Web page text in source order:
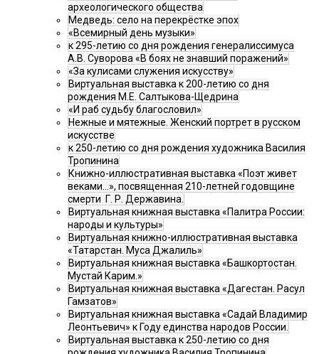
археологического общества
Медведь: село на перекрёстке эпох
«Всемирный день музыки»
к 295-летию со дня рождения генералиссимуса
А.В. Суворова «В боях не знавший поражений»
«За кулисами служения искусству»
Виртуальная выставка к 200-летию со дня
рождения М.Е. Салтыкова-Щедрина
«И раб судьбу благословил»
Нежные и мятежные. Женский портрет в русском
искусстве
к 250-летию со дня рождения художника Василия
Тропинина
Книжно-иллюстративная выставка «Поэт живет
веками…», посвященная 210-летней годовщине
смерти Г. Р. Державина.
Виртуальная книжная выставка «Палитра России:
народы и культуры»
Виртуальная книжно-иллюстративная выставка
«Татарстан. Муса Джалиль»
Виртуальная книжная выставка «Башкортостан.
Мустай Карим.»
Виртуальная книжная выставка «Дагестан. Расул
Гамзатов»
Виртуальная книжная выставка «Садай Владимир
Леонтьевич» к Году единства народов России.
Виртуальная выставка к 250-летию со дня